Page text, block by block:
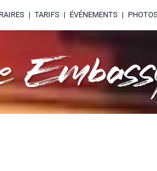
TARIFS ÉVÉNEMENTS